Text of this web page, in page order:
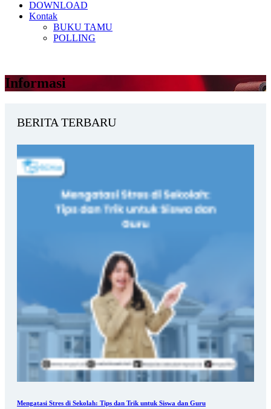
DOWNLOAD
Kontak
BUKU TAMU
POLLING
Informasi
BERITA TERBARU
Mengatasi Stres di Sekolah: Tips dan Trik untuk Siswa dan Guru